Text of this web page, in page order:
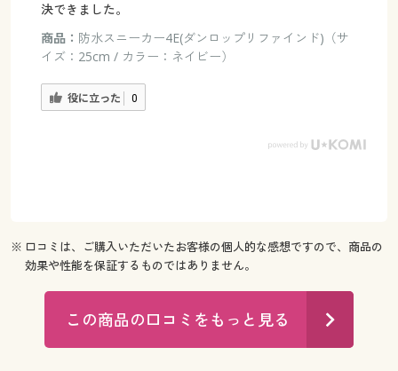
決できました。
商品： 防水スニーカー4E(ダンロップリファインド)（サ
イズ：25cm / カラー：ネイビー）
役に立った 0
※ 口コミは、ご購入いただいたお客様の個人的な感想ですので、商品の
効果や性能を保証するものではありません。
この商品の口コミをもっと見る